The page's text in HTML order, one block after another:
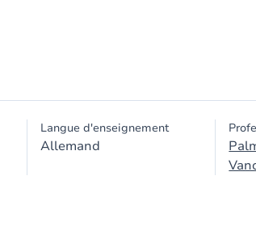
Langue d'enseignement
Allemand